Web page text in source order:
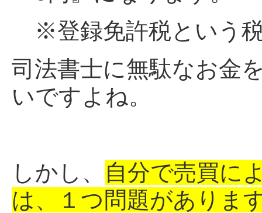
※登録免許税という
司法書士に無駄なお金
いですよね。
しかし、
自分で売買に
は、１つ問題がありま